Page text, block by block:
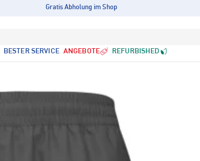
Gratis Abholung im Shop
BESTER SERVICE ANGEBOTE REFURBISHED